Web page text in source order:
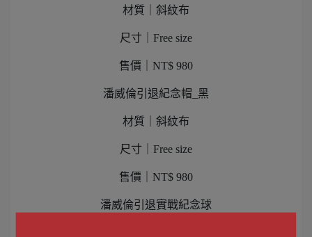
材質｜斜紋布
尺寸｜Free size
售價｜NT$ 980
潘威倫引退紀念帽_黑
材質｜斜紋布
尺寸｜Free size
售價｜NT$ 980
潘威倫引退實戰紀念球